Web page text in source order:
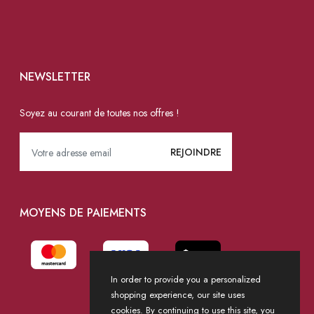
NEWSLETTER
Soyez au courant de toutes nos offres !
MOYENS DE PAIEMENTS
In order to provide you a personalized
shopping experience, our site uses
cookies. By continuing to use this site, you